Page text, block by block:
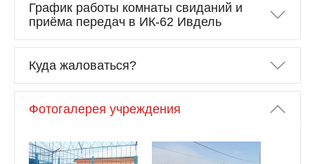
График работы комнаты свиданий и
приёма передач в ИК-62 Ивдель
Куда жаловаться?
Фотогалерея учреждения